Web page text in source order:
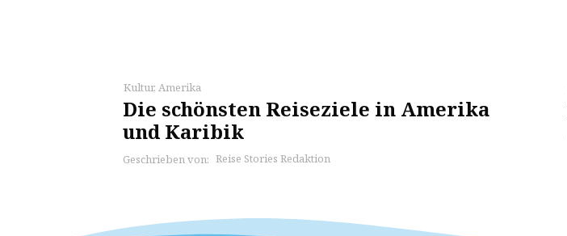
Kultur, Amerika
Die schönsten Reiseziele in Amerika
und Karibik
Geschrieben von: Reise Stories Redaktion